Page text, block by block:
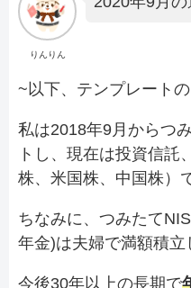
りんりん
~以下、テンプレート
私は2018年9月からつ
トし、現在は投資信託
株、米国株、中国株）
ちなみに、つみたて
年金)は夫婦で満額積立
今後30年以上の長期で